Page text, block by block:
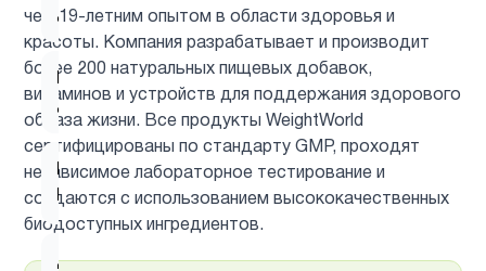
чем 19-летним опытом в области здоровья и
красоты. Компания разрабатывает и производит
более 200 натуральных пищевых добавок,
витаминов и устройств для поддержания здорового
образа жизни. Все продукты WeightWorld
сертифицированы по стандарту GMP, проходят
независимое лабораторное тестирование и
создаются с использованием высококачественных
биодоступных ингредиентов.
детей
д3
1
Гинкго
Билоба
Детская